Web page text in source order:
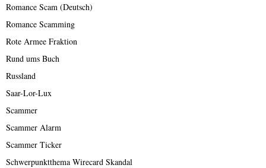
Romance Scam (Deutsch)
Romance Scamming
Rote Armee Fraktion
Rund ums Buch
Russland
Saar-Lor-Lux
Scammer
Scammer Alarm
Scammer Ticker
Schwerpunktthema Wirecard Skandal